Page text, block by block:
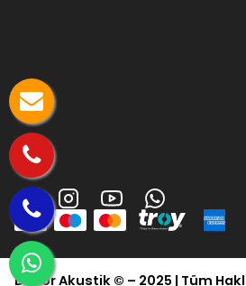
Dekor Akustik © – 2025 | Tüm